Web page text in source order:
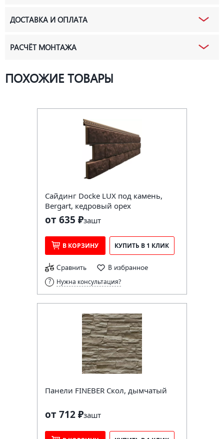
ДОСТАВКА И ОПЛАТА
РАСЧЁТ МОНТАЖА
ПОХОЖИЕ ТОВАРЫ
Сайдинг Docke LUX под камень,
Bergart, кедровый орех
от 635 ₽зашт
В КОРЗИНУ КУПИТЬ В 1 КЛИК
Сравнить В избранное
Нужна консультация?
Панели FINEBER Скол, дымчатый
от 712 ₽зашт